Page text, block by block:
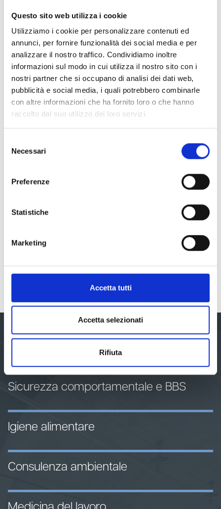
Questo sito web utilizza i cookie
Utilizziamo i cookie per personalizzare contenuti ed
annunci, per fornire funzionalità dei social media e per
analizzare il nostro traffico. Condividiamo inoltre
informazioni sul modo in cui utilizza il nostro sito con i
nostri partner che si occupano di analisi dei dati web,
pubblicità e social media, i quali potrebbero combinarle
con altre informazioni che ha fornito loro o che hanno
raccolto dal suo utilizzo dei loro servizi.
delNecessari
Preferenze
Statistiche
Marketing
Accetta tutti
Accetta selezionati
Rifiuta
Sostenibilità
IMPLEMENTAZIONE MODELLI 231
un OdV o avere supporto specialistico 231?
Le nostre aree di servizio
Sicurezza comportamentale e BBS
Igiene alimentare
Consulenza ambientale